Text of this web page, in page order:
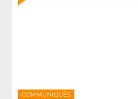
COMMUNIQUÉS